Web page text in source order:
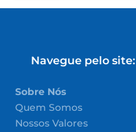
Navegue pelo site:
Sobre Nós
Quem Somos
Nossos Valores